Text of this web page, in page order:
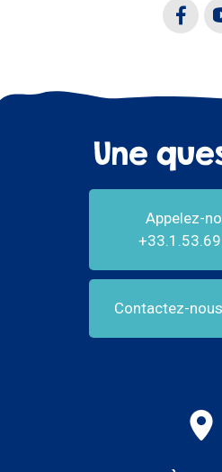
Une
Appelez-
Contactez-